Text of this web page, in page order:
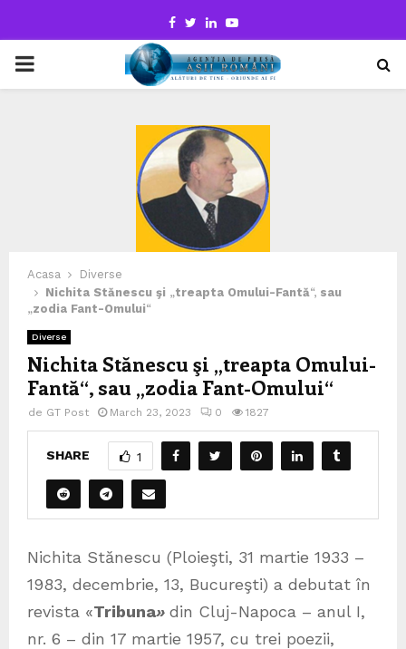
Facebook
TwitterLinkedinYoutube
PRIMARY
Acasa
Diverse
Nichita Stănescu şi „treapta Omului-Fantă“, sau
„zodia Fant-Omului“
Diverse
Nichita Stănescu şi „treapta Omului-
Fantă“, sau „zodia Fant-Omului“
de GT Post March 23, 2023 0 1827
SHARE 1
Nichita Stănescu (Ploieşti, 31 martie 1933 –
1983, decembrie, 13, Bucureşti) a debutat în
revista «Tribuna» din Cluj-Napoca – anul I,
nr. 6 – din 17 martie 1957, cu trei poezii,